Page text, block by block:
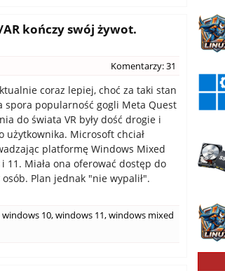
kończy swój żywot.
Komentarzy: 31
coraz lepiej, choć za taki stan
spora popularność gogli Meta Quest
do świata VR były dość drogie i
użytkownika. Microsoft chciał
platformę Windows Mixed
11. Miała ona oferować dostęp do
Plan jednak "nie wypalił".
windows 10,windows 11,windows mixed